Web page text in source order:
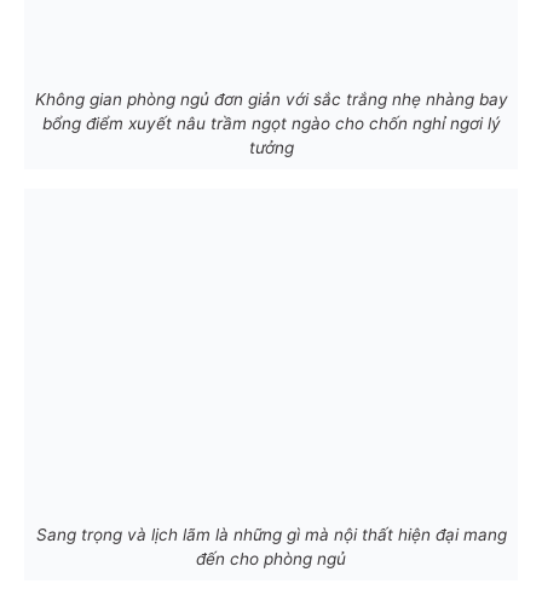
Không gian phòng ngủ đơn giản với sắc trắng nhẹ nhàng bay
bổng điểm xuyết nâu trầm ngọt ngào cho chốn nghỉ ngơi lý
tưởng
Sang trọng và lịch lãm là những gì mà nội thất hiện đại mang
đến cho phòng ngủ